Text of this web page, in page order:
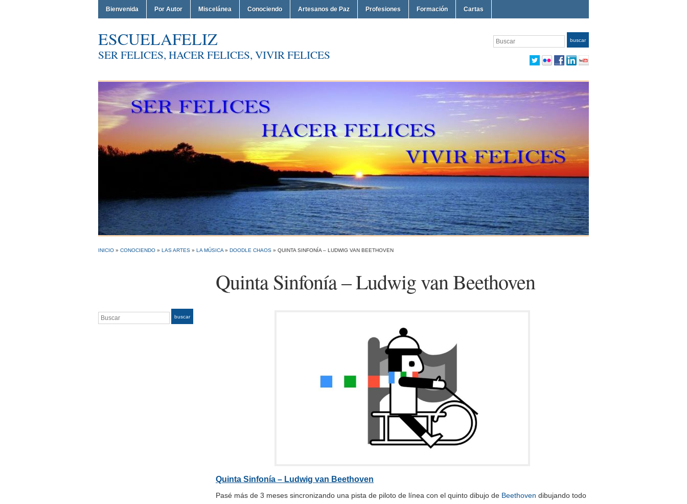
Bienvenida Por Autor Miscelánea Conociendo Artesanos de Paz Profesiones Formación Cartas
ESCUELAFELIZ
SER FELICES, HACER FELICES, VIVIR FELICES
Buscar buscar
INICIO » CONOCIENDO » LAS ARTES » LA MÚSICA » DOODLE CHAOS » QUINTA SINFONÍA – LUDWIG VAN BEETHOVEN
Quinta Sinfonía – Ludwig van Beethoven
Buscar buscar
Quinta Sinfonía – Ludwig van Beethoven
Pasé más de 3 meses sincronizando una pista de piloto de línea con el quinto dibujo de Beethoven dibujando todo